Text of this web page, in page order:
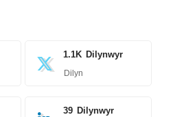
1.1K Dilynwyr
Dilyn
39 Dilynwyr